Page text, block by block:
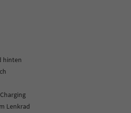
hinten
Lenkrad